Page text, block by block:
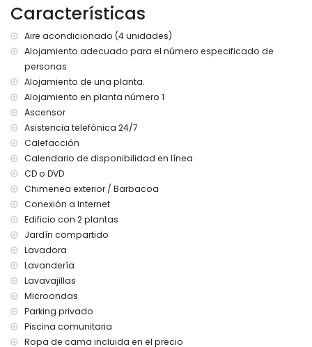
del apartamento
internet (WiFi)
aspiradora, plancha y tabla de planchar
ropa de cama y toallas
servicio de recepción y servicio de emergencia 24 horas
calefacción por aire y aire acondicionado
Instalaciones y servicios con cargo adicional
servicio de aeropuerto
servicio de lavandería
Características
Aire acondicionado (4 unidades)
Alojamiento adecuado para el número especificado de
personas.
Alojamiento de una planta.
Alojamiento en planta número 1
Ascensor
Asistencia telefónica 24/7
Calefacción
Calendario de disponibilidad en línea
CD o DVD
Chimenea exterior / Barbacoa
Conexión a Internet
Edificio con 2 plantas
Jardín compartido
Lavadora
Lavandería
Lavavajillas
Microondas
Parking privado
Piscina comunitaria
Ropa de cama incluida en el precio